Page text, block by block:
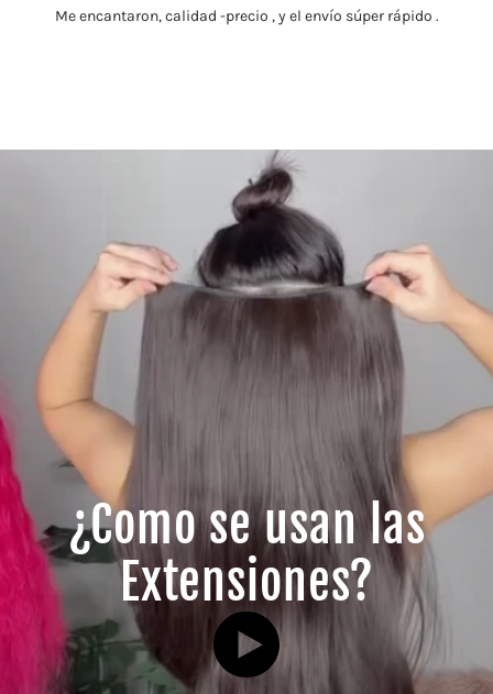
Me encantaron, calidad -precio , y el envío súper rápido .
¿Como se usan las
Extensiones?